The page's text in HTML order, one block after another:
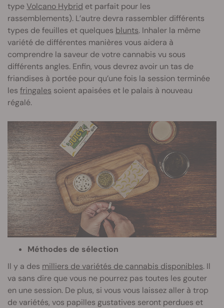
typeVolcano Hybrid et parfait pour les
rassemblements). L’autre devra rassembler différents
types de feuilles et quelques blunts. Inhaler la même
variété de différentes manières vous aidera à
comprendre la saveur de votre cannabis vu sous
différents angles. Enfin, vous devrez avoir un tas de
friandises à portée pour qu’une fois la session terminée
les fringales soient apaisées et le palais à nouveau
régalé.
Méthodes de sélection
Il y a des milliers de variétés de cannabis disponibles. Il
va sans dire que vous ne pourrez pas toutes les gouter
en une session. De plus, si vous vous laissez aller à trop
de variétés, vos papilles gustatives seront perdues et